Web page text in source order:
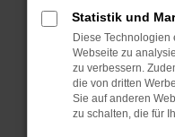
Betriebssystem
sind.
Veraltete
führen, dass
unterstützt
Statistik und
Diese
Webseite zu
zu verbessern.
die von dritten
Sie auf anderen
zu schalten, die für